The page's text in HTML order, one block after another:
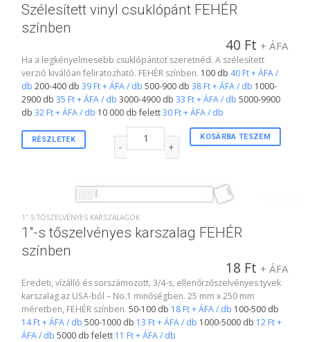
Szélesített vinyl csuklópánt FEHÉR
színben
40 Ft + ÁFA
Ha a legkényelmesebb csuklópántot szeretnéd. A szélesített
verzió kiválóan feliratozható. FEHÉR színben. 100 db 40 Ft + ÁFA /
db 200-400 db 39 Ft + ÁFA / db 500-900 db 38 Ft + ÁFA / db 1000-
2900 db 35 Ft + ÁFA / db 3000-4900 db 33 Ft + ÁFA / db 5000-9900
db 32 Ft + ÁFA / db 10 000 db felett30 Ft + ÁFA / db
RÉSZLETEK KOSÁRBA TESZEM
Szélesített vinyl csuklópánt FEHÉR színben
1″-S TŐSZELVÉNYES KARSZALAGOK
1″-s tőszelvényes karszalag FEHÉR
színben
18 Ft + ÁFA
Eredeti, vízálló és sorszámozott, 3/4-s, ellenőrzőszelvényes tyvek
karszalag az USA-ból – No.1 minőségben. 25 mm x 250 mm
méretben, FEHÉR színben.50-100 db 18 Ft + ÁFA / db 100-500 db
14 Ft + ÁFA / db 500-1000 db 13 Ft + ÁFA / db 1000-5000 db 12 Ft +
ÁFA / db 5000 db felett 11 Ft + ÁFA / db